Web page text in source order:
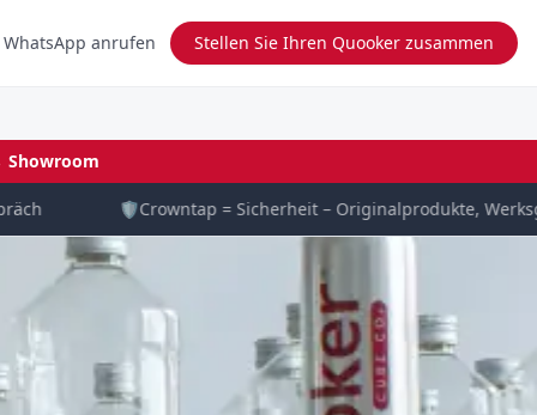
WhatsApp anrufen Stellen Sie Ihren Quooker zusammen
Showroom
Crowntap = Sicherheit – Originalprodukte,